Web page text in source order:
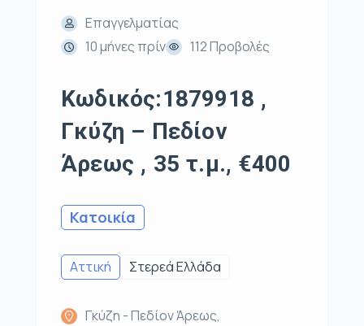
Επαγγελματίας
10 μήνες πρίν
112 Προβολές
Κωδικός:1879918 ,
Γκύζη – Πεδίον
Άρεως , 35 τ.μ., €400
Κατοικία
Αττική Στερεά Ελλάδα
Γκύζη - Πεδίον Άρεως,